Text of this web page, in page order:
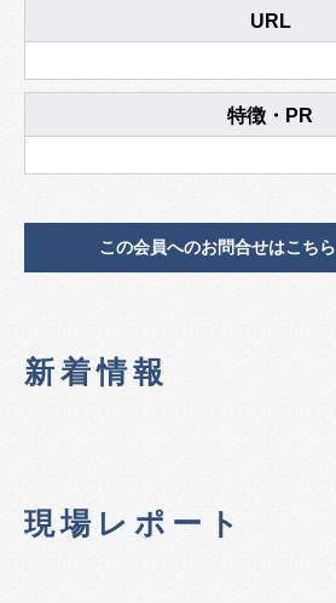
URL
特徴・PR
この会員へのお問合せはこちら
新着情報
現場レポート